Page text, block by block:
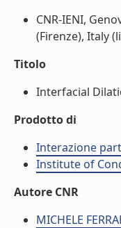
CNR-IENI,
(Firenze), Italy
Titolo
Interfacial
Prodotto di
Interazione
Institute of
Autore CNR
MICHELE